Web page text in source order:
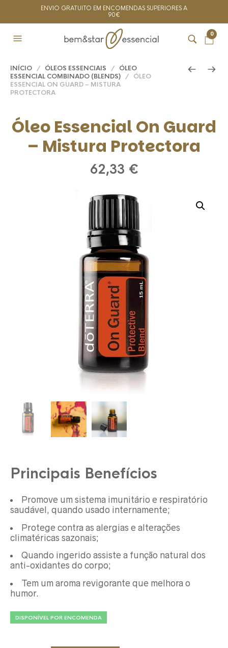
ENVIO GRATUITO EM ENCOMENDAS SUPERIORES A
90€
0
INÍCIO / ÓLEOS ESSENCIAIS / ÓLEO
ESSENCIAL COMBINADO (BLENDS) / ÓLEO
ESSENCIAL ON GUARD – MISTURA
PROTECTORA
Óleo Essencial On Guard
– Mistura Protectora
62,33 €
Principais Benefícios
Promove um sistema imunitário e respiratório
saudável, quando usado internamente;
Protege contra as alergias e alterações
climatéricas sazonais;
Quando ingerido assiste a função natural dos
anti-oxidantes do corpo;
Tem um aroma revigorante que melhora o
humor.
DISPONÍVEL POR ENCOMENDA